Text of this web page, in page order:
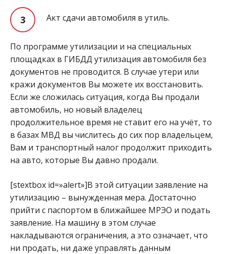
Акт сдачи автомобиля в утиль.
По программе утилизации и на специальных
площадках в ГИБДД утилизация автомобиля без
документов не проводится. В случае утери или
кражи документов Вы можете их восстановить.
Если же сложилась ситуация, когда Вы продали
автомобиль, но новый владелец
продолжительное время не ставит его на учёт, то
в базах МВД вы числитесь до сих пор владельцем,
Вам и транспортный налог продолжит приходить
на авто, которые Вы давно продали.
[stextbox id=»alert»]В этой ситуации заявление на
утилизацию – вынужденная мера. Достаточно
прийти с паспортом в ближайшее МРЭО и подать
заявление. На машину в этом случае
накладываются ограничения, а это означает, что
ни продать, ни даже управлять данным